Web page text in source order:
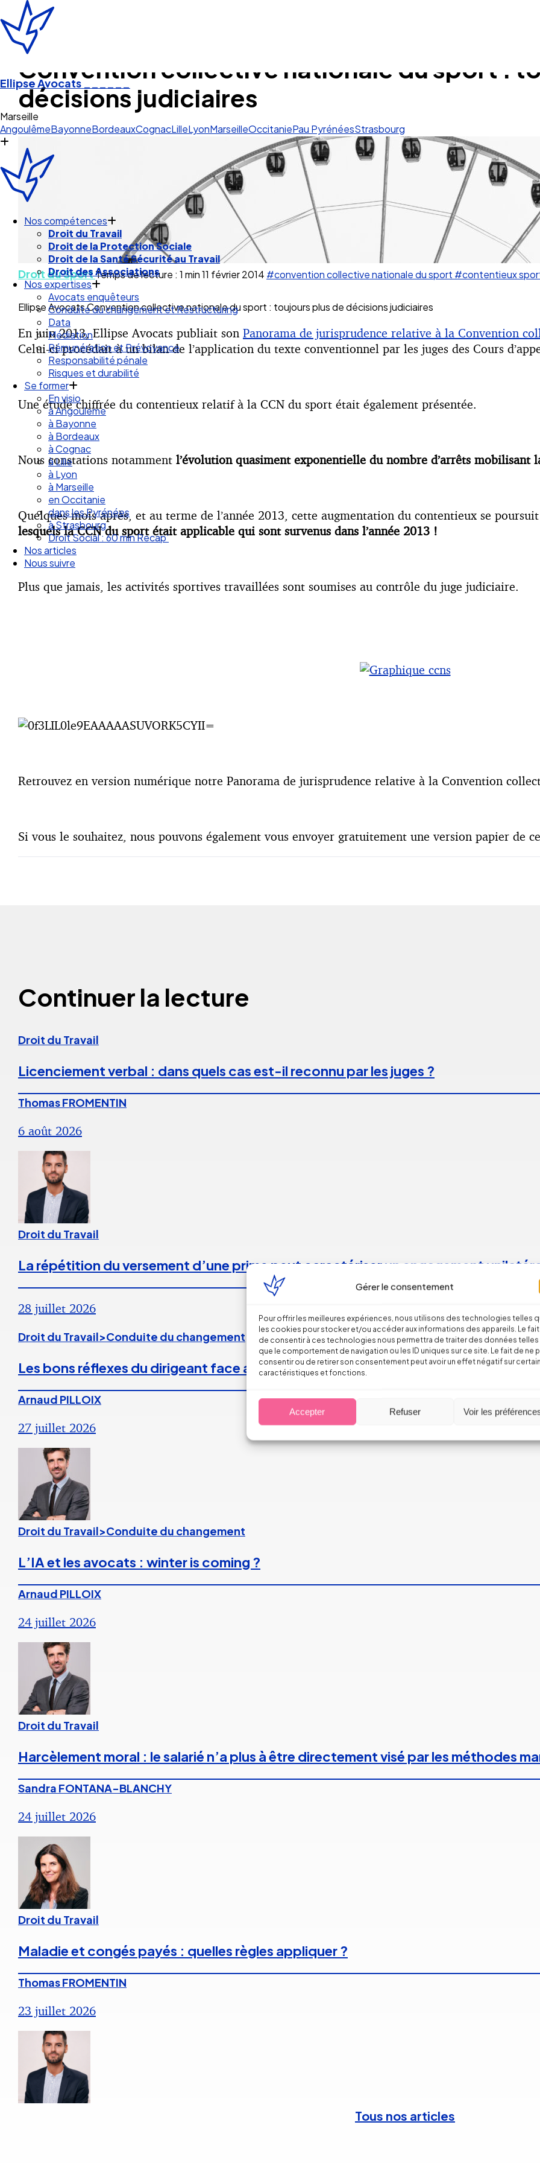
Gérer le consentement
Pour offrir les meilleures expériences, nous utilisons des technologies telles
les cookies pour stocker et/ou accéder aux informations des appareils. Le fait
de consentir à ces technologies nous permettra de traiter des données telles
que le comportement de navigation ou les ID uniques sur ce site. Le fait de ne
consentir ou de retirer son consentement peut avoir un effet négatif sur
caractéristiques et fonctions.
Accepter Refuser Voir les
Ellipse Avocats ______
O
AngoulêmeBayonneBordeauxCognacLilleLyonMarseilleOccitaniePau PyrénéesStrasbourg
Nos compétences
Droit du Travail
Droit de la Protection Sociale
Droit de la Santé Sécurité au Travail
Droit des Associations
Nos expertises
Avocats enquêteurs
Conduite du changement et Restructuring
Data
Médiation
Rémunération et Prévoyance
Responsabilité pénale
Risques et durabilité
Se former
En visio
à Angouleme
à Bayonne
à Bordeaux
à Cognac
à Lille
à Lyon
à Marseille
en Occitanie
dans les Pyrénées
à Strasbourg
Droit Social : 60 min Recap’
Nos articles
Nous suivre
Convention collective nationale du sport :
décisions judiciaires
Droit du SportTemps de lecture : 1 min11 février 2014 #convention collective nationale du sport #contentieux
Ellipse Avocats Convention collective nationale du sport : toujours plus de décisions judiciaires
En juin 2013, Ellipse Avocats publiait son Panorama de jurisprudence relative à la Convention
Celui-ci procédait à un bilan de l’application du texte conventionnel par les juges des Cours
Une étude chiffrée du contentieux relatif à la CCN du sport était également présentée.
Nous constations notamment l’évolution quasiment exponentielle du nombre d’arrêts mobilisant
Quelques mois après, et au terme de l’année 2013, cette augmentation du contentieux se
lesquels la CCN du sport était applicable qui sont survenus dans l’année 2013 !
Plus que jamais, les activités sportives travaillées sont soumises au contrôle du juge judiciaire.
Retrouvez en version numérique notre Panorama de jurisprudence relative à la Convention
Si vous le souhaitez, nous pouvons également vous envoyer gratuitement une version papier de
Continuer la lecture
Droit du Travail
Licenciement verbal : dans quels cas est-il reconnu par les juges ?
Thomas FROMENTIN
6 août 2026
Droit du Travail
La répétition du versement d’une prime peut caractériser un engagement
28 juillet 2026
Droit du Travail>Conduite du changement
Les bons réflexes du dirigeant face aux incendies
Arnaud PILLOIX
27 juillet 2026
Droit du Travail>Conduite du changement
L’IA et les avocats : winter is coming ?
Arnaud PILLOIX
24 juillet 2026
Droit du Travail
Harcèlement moral : le salarié n’a plus à être directement visé par les méthodes
Sandra FONTANA-BLANCHY
24 juillet 2026
Droit du Travail
Maladie et congés payés : quelles règles appliquer ?
Thomas FROMENTIN
23 juillet 2026
Tous nos articles